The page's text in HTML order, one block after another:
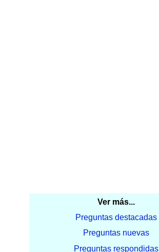
Ver más...
Preguntas destacadas
Preguntas nuevas
Preguntas respondidas